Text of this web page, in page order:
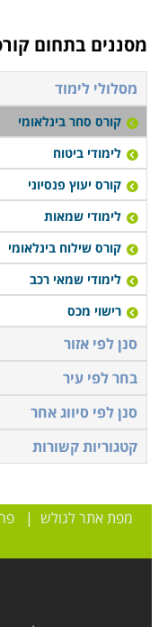
מסננים בתחום
מסלולי לימוד
קורס סחר בינלאומי
לימודי ביטוח
קורס יעוץ פנסיוני
לימודי שמאות
קורס שילוח בינלאומי
לימודי שמאי רכב
רישוי מכס
סנן לפי אזור
בחר לפי עיר
סנן לפי סיווג אחר
קטגוריות קשורות
מפת אתר לגולש |